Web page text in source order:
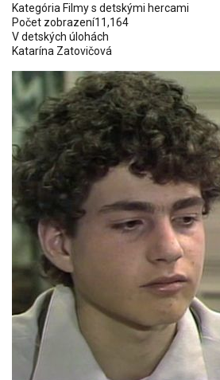
Kategória Filmy s detskými hercami
Počet zobrazení11,164
V detských úlohách
Katarína Zatovičová